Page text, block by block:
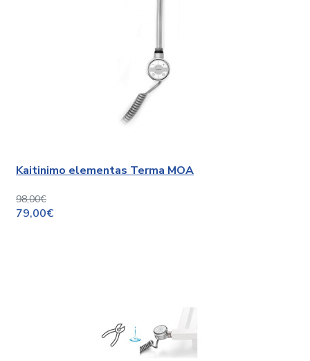
Kaitinimo elementas Terma MOA
98,00€
79,00€